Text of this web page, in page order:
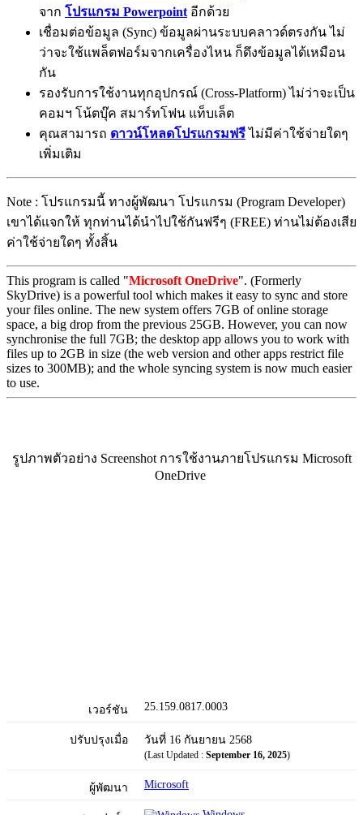
จาก โปรแกรม Powerpoint อีกด้วย
เชื่อมต่อข้อมูล (Sync) ข้อมูลผ่านระบบคลาวด์ตรงกัน ไม่
ว่าจะใช้แพล็ตฟอร์มจากเครื่องไหน ก็ดึงข้อมูลได้เหมือน
กัน
รองรับการใช้งานทุกอุปกรณ์ (Cross-Platform) ไม่ว่าจะเป็น
คอมฯ โน้ตบุ๊ค สมาร์ทโฟน แท็บเล็ต
คุณสามารถ ดาวน์โหลดโปรแกรมฟรีไม่มีค่าใช้จ่ายใดๆ
เพิ่มเติม
Note : โปรแกรมนี้ ทางผู้พัฒนา โปรแกรม (Program Developer)
เขาได้แจกให้ ทุกท่านได้นำไปใช้กันฟรีๆ (FREE) ท่านไม่ต้องเสีย
ค่าใช้จ่ายใดๆ ทั้งสิ้น
This program is called "Microsoft OneDrive". (Formerly
SkyDrive) is a powerful tool which makes it easy to sync and store
your files online. The new system offers 7GB of online storage
space, a big drop from the previous 25GB. However, you can now
synchronise the full 7GB; the desktop app allows you to work with
files up to 2GB in size (the web version and other apps restrict file
sizes to 300MB); and the whole syncing system is now much easier
to use.
รูปภาพตัวอย่าง Screenshot การใช้งานภายโปรแกรม Microsoft
OneDrive
เวอร์ชัน 25.159.0817.0003
ปรับปรุงเมื่อ วันที่ 16 กันยายน 2568
(Last Updated : September 16, 2025)
ผู้พัฒนา Microsoft